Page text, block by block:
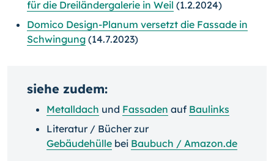
für die Dreiländergalerie in Weil (1.2.2024)
Domico Design-Planum versetzt die Fassade in
Schwingung (14.7.2023)
siehe zudem:
Metalldach und Fassaden auf Baulinks
Literatur / Bücher zur
Gebäudehülle bei Baubuch / Amazon.de